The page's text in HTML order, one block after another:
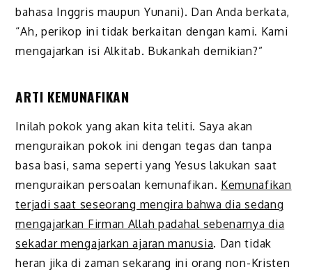
bahasa Inggris maupun Yunani). Dan Anda berkata,
“Ah, perikop ini tidak berkaitan dengan kami. Kami
mengajarkan isi Alkitab. Bukankah demikian?”
ARTI KEMUNAFIKAN
Inilah pokok yang akan kita teliti. Saya akan
menguraikan pokok ini dengan tegas dan tanpa
basa basi, sama seperti yang Yesus lakukan saat
menguraikan persoalan kemunafikan. Kemunafikan
terjadi saat seseorang mengira bahwa dia sedang
mengajarkan Firman Allah padahal sebenarnya dia
sekadar mengajarkan ajaran manusia. Dan tidak
heran jika di zaman sekarang ini orang non-Kristen